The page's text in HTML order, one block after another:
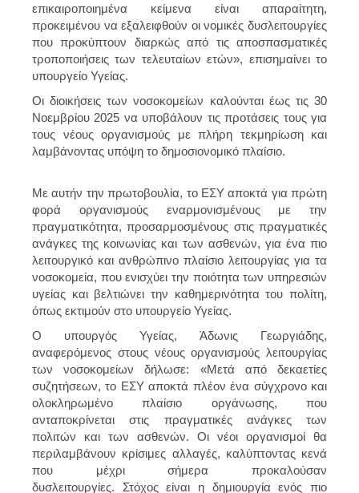
επικαιροποιημένα κείμενα είναι απαραίτητη,
προκειμένου να εξαλειφθούν οι νομικές δυσλειτουργίες
που προκύπτουν διαρκώς από τις αποσπασματικές
τροποποιήσεις των τελευταίων ετών», επισημαίνει το
υπουργείο Υγείας.
Οι διοικήσεις των νοσοκομείων καλούνται έως τις 30
Νοεμβρίου 2025 να υποβάλουν τις προτάσεις τους για
τους νέους οργανισμούς με πλήρη τεκμηρίωση και
λαμβάνοντας υπόψη το δημοσιονομικό πλαίσιο.
Με αυτήν την πρωτοβουλία, το ΕΣΥ αποκτά για πρώτη
φορά οργανισμούς εναρμονισμένους με την
πραγματικότητα, προσαρμοσμένους στις πραγματικές
ανάγκες της κοινωνίας και των ασθενών, για ένα πιο
λειτουργικό και ανθρώπινο πλαίσιο λειτουργίας για τα
νοσοκομεία, που ενισχύει την ποιότητα των υπηρεσιών
υγείας και βελτιώνει την καθημερινότητα του πολίτη,
όπως εκτιμούν στο υπουργείο Υγείας.
Ο υπουργός Υγείας, Άδωνις Γεωργιάδης,
αναφερόμενος στους νέους οργανισμούς λειτουργίας
των νοσοκομείων δήλωσε: «Μετά από δεκαετίες
συζητήσεων, το ΕΣΥ αποκτά πλέον ένα σύγχρονο και
ολοκληρωμένο πλαίσιο οργάνωσης, που
ανταποκρίνεται στις πραγματικές ανάγκες των
πολιτών και των ασθενών. Οι νέοι οργανισμοί θα
περιλαμβάνουν κρίσιμες αλλαγές, καλύπτοντας κενά
που μέχρι σήμερα προκαλούσαν
δυσλειτουργίες. Στόχος είναι η δημιουργία ενός πιο